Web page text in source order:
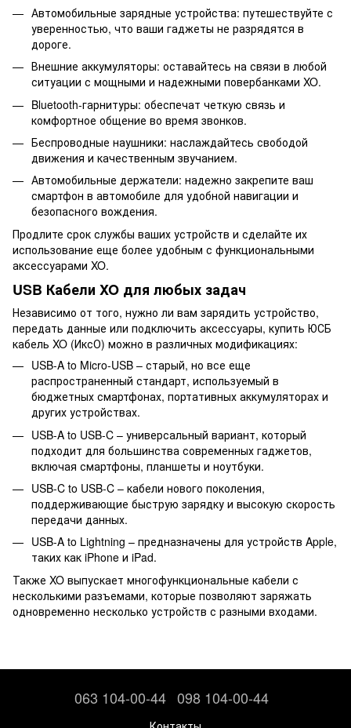
Автомобильные зарядные устройства: путешествуйте с
уверенностью, что ваши гаджеты не разрядятся в
дороге.
Внешние аккумуляторы: оставайтесь на связи в любой
ситуации с мощными и надежными повербанками XO.
Bluetooth-гарнитуры: обеспечат четкую связь и
комфортное общение во время звонков.
Беспроводные наушники: наслаждайтесь свободой
движения и качественным звучанием.
Автомобильные держатели: надежно закрепите ваш
смартфон в автомобиле для удобной навигации и
безопасного вождения.
Продлите срок службы ваших устройств и сделайте их
использование еще более удобным с функциональными
аксессуарами XO.
USB Кабели XO для любых задач
Независимо от того, нужно ли вам зарядить устройство,
передать данные или подключить аксессуары, купить ЮСБ
кабель XO (ИксО) можно в различных модификациях:
USB-A to Micro-USB – старый, но все еще
распространенный стандарт, используемый в
бюджетных смартфонах, портативных аккумуляторах и
других устройствах.
USB-A to USB-C – универсальный вариант, который
подходит для большинства современных гаджетов,
включая смартфоны, планшеты и ноутбуки.
USB-C to USB-C – кабели нового поколения,
поддерживающие быструю зарядку и высокую скорость
передачи данных.
USB-A to Lightning – предназначены для устройств Apple,
таких как iPhone и iPad.
Также XO выпускает многофункциональные кабели с
несколькими разъемами, которые позволяют заряжать
одновременно несколько устройств с разными входами.
063 104-00-44 098 104-00-44